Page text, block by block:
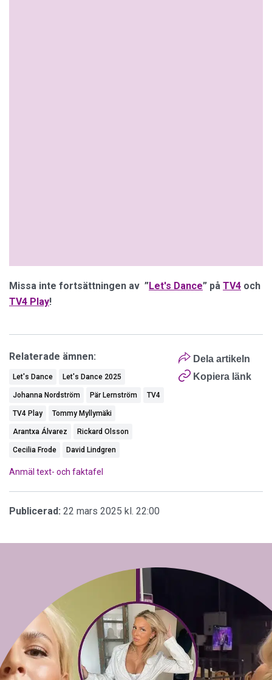
Missa inte fortsättningen av ”Let's Dance” på TV4 och
TV4 Play!
Dela artikeln
Kopiera länk
Relaterade ämnen:
Let's Dance Let's Dance 2025
Johanna Nordström Pär Lernström TV4
TV4 Play Tommy Myllymäki
Arantxa Álvarez Rickard Olsson
Cecilia Frode David Lindgren
Anmäl text- och faktafel
Publicerad: 22 mars 2025 kl. 22:00